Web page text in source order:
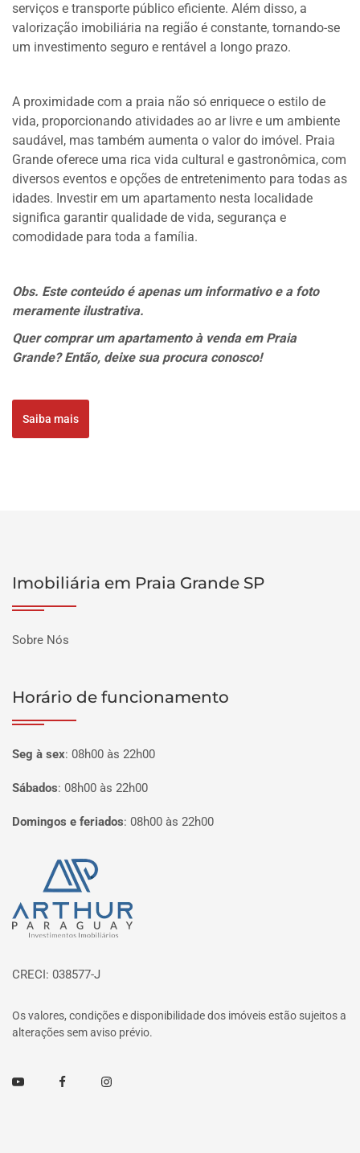
serviços e transporte público eficiente. Além disso, a
valorização imobiliária na região é constante, tornando-se
um investimento seguro e rentável a longo prazo.
A proximidade com a praia não só enriquece o estilo de
vida, proporcionando atividades ao ar livre e um ambiente
saudável, mas também aumenta o valor do imóvel. Praia
Grande oferece uma rica vida cultural e gastronômica, com
diversos eventos e opções de entretenimento para todas as
idades. Investir em um apartamento nesta localidade
significa garantir qualidade de vida, segurança e
comodidade para toda a família.
Obs. Este conteúdo é apenas um informativo e a foto
meramente ilustrativa.
Quer comprar um apartamento à venda em Praia
Grande? Então, deixe sua procura conosco!
Saiba mais
Imobiliária em Praia Grande SP
Sobre Nós
Horário de funcionamento
Seg à sex: 08h00 às 22h00
Sábados: 08h00 às 22h00
Domingos e feriados: 08h00 às 22h00
Página inicial
CRECI: 038577-J
Os valores, condições e disponibilidade dos imóveis estão sujeitos a
alterações sem aviso prévio.
Youtube FacebookInstagram